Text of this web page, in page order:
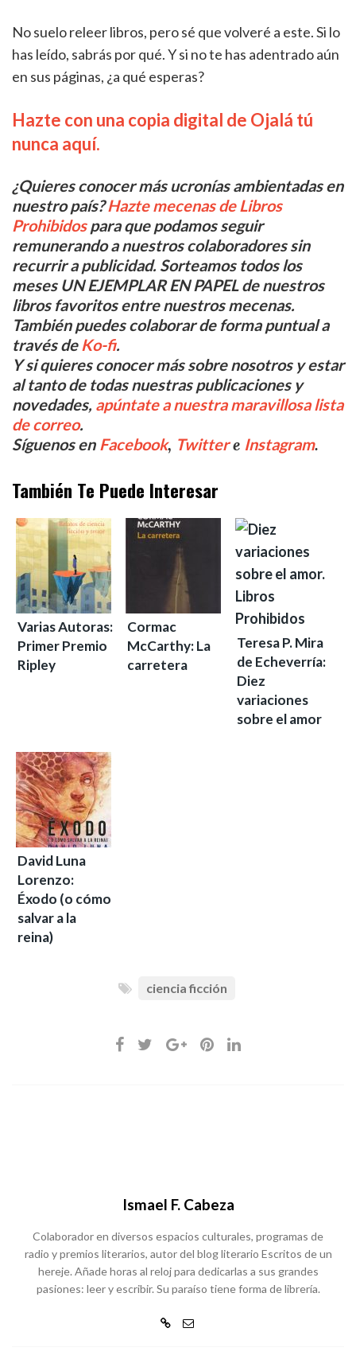
No suelo releer libros, pero sé que volveré a este. Si lo
has leído, sabrás por qué. Y si no te has adentrado aún
en sus páginas, ¿a qué esperas?
Hazte con una copia digital de Ojalá tú
nunca aquí.
¿Quieres conocer más ucronías ambientadas en
nuestro país?Hazte mecenas de Libros
Prohibidospara que podamos seguir
remunerando a nuestros colaboradores sin
recurrir a publicidad. Sorteamos todos los
meses UN EJEMPLAR EN PAPEL de nuestros
libros favoritos entre nuestros mecenas.
También puedes colaborar de forma puntual a
través de Ko-fi.
Y si quieres conocer más sobre nosotros y estar
al tanto de todas nuestras publicaciones y
novedades, apúntate a nuestra maravillosa lista
de correo.
Síguenos en Facebook, Twittere Instagram.
También Te Puede Interesar
Varias Autoras:
Primer Premio
Ripley
Cormac
McCarthy: La
carretera
Teresa P. Mira
de Echeverría:
Diez
variaciones
sobre el amor
David Luna
Lorenzo:
Éxodo (o cómo
salvar a la
reina)
ciencia ficción
Ismael F. Cabeza
Colaborador en diversos espacios culturales, programas de
radio y premios literarios, autor del blog literario Escritos de un
hereje. Añade horas al reloj para dedicarlas a sus grandes
pasiones: leer y escribir. Su paraíso tiene forma de librería.